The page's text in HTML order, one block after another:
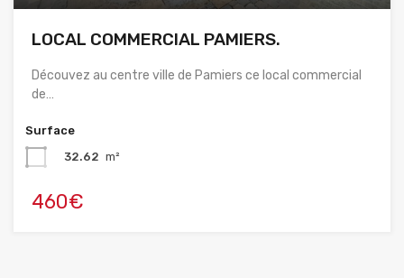
LOCAL COMMERCIAL PAMIERS.
Découvez au centre ville de Pamiers ce local commercial
de…
Surface
32.62 m²
460€